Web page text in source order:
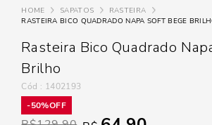
SAPATOS
RASTEIRA
RASTEIRA BICO QUADRADO NAPA SOFT BEGE
Rasteira Bico Quadrado
Brilho
: 1402193
50%